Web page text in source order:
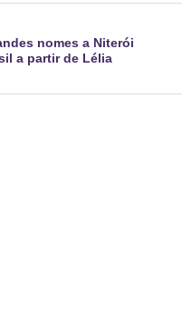
nomes a Niterói
a partir de Lélia